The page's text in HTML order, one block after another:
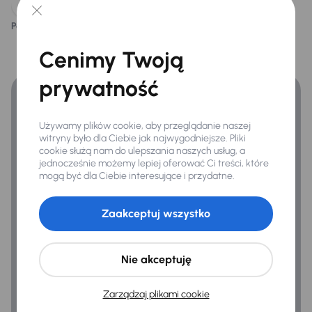
Infotainment
Bluetooth
Bezpieczeństwo
ABS
ASR
Asystent podjazdu
Asystent zjazdu
Podoba ci się ten opis?
Finansowanie
Zyskaj lepsze warunki finansowania niż v banku.
Cenimy Twoją
prywatność
Używamy plików cookie, aby przeglądanie naszej
witryny było dla Ciebie jak najwygodniejsze. Pliki
cookie służą nam do ulepszania naszych usług, a
jednocześnie możemy lepiej oferować Ci treści, które
mogą być dla Ciebie interesujące i przydatne.
Zarządzaj plikami cookie
Nie akceptuję
Zaakceptuj wszystko